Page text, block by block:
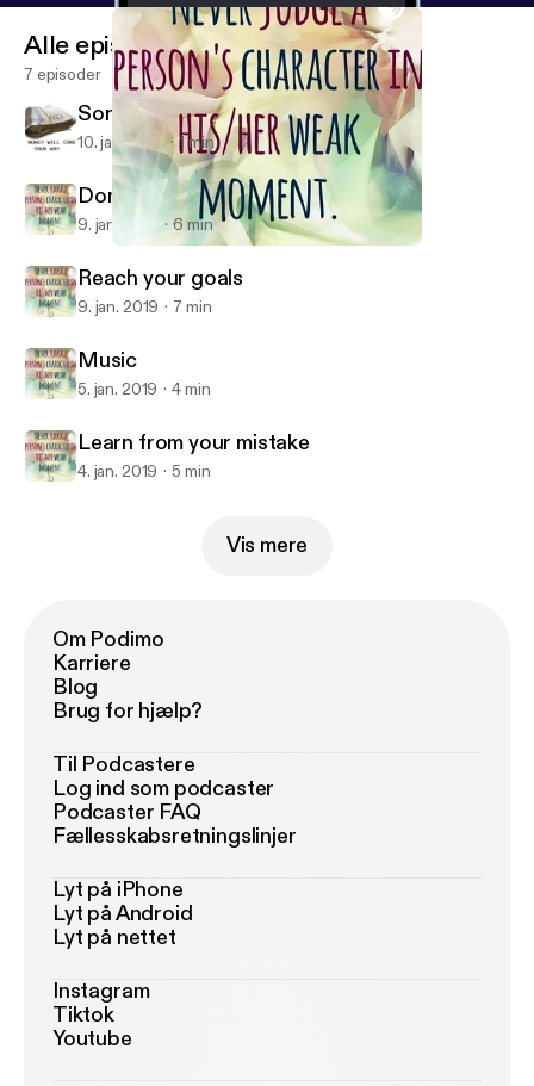
Miss Wall
Alle episoder
7 episoder
Song by Me
10. jan. 2019 1 min
Domestic Violence
9. jan. 2019 6 min
Reach your goals
9. jan. 2019 7 min
Music
5. jan. 2019 4 min
Learn from your mistake
4. jan. 2019 5 min
Vis mere
Om Podimo
Karriere
Blog
Brug for hjælp?
Til Podcastere
Log ind som podcaster
Podcaster FAQ
Fællesskabsretningslinjer
Lyt på iPhone
Lyt på Android
Lyt på nettet
Instagram
Tiktok
Youtube